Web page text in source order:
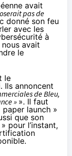
avait
pas de
donné son feu
avec les
à
avait
le
le
. Ils annoncent
de Bleu,
» ». Il faut
paper launch »
que son
pour l’instant,